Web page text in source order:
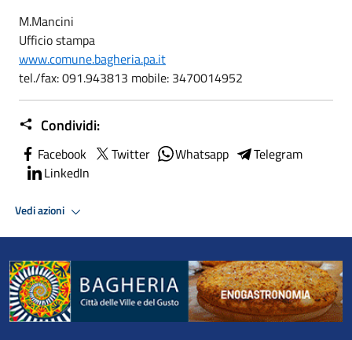
M.Mancini
Ufficio stampa
www.comune.bagheria.pa.it
tel./fax: 091.943813 mobile: 3470014952
Condividi:
Facebook Twitter Whatsapp
Telegram
LinkedIn
Vedi azioni